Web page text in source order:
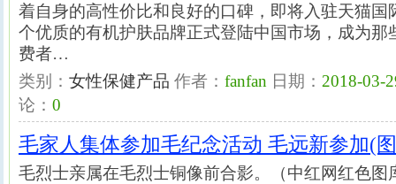
着自身的高性价比和良好的口碑，即将入驻天猫国
个优质的有机护肤品牌正式登陆中国市场，成为那
费者…
类别： 女性保健产品 作者： fanfan 日期： 2018-03-
论： 0
毛家人集体参加毛纪念活动 毛远新参加(图
毛烈士亲属在毛烈士铜像前合影。（中红网红色图